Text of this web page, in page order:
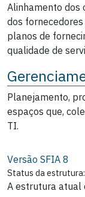
Alinhamento dos
dos
planos de
qualidade de
Planejamento,
espaços que,
TI.
Versão SFIA 8
Status da estrutura:
A estrutura atual